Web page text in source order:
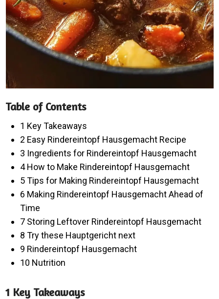
Table of Contents
1 Key Takeaways
2 Easy Rindereintopf Hausgemacht Recipe
3 Ingredients for Rindereintopf Hausgemacht
4 How to Make Rindereintopf Hausgemacht
5 Tips for Making Rindereintopf Hausgemacht
6 Making Rindereintopf Hausgemacht Ahead of
Time
7 Storing Leftover Rindereintopf Hausgemacht
8 Try these Hauptgericht next
9 Rindereintopf Hausgemacht
10 Nutrition
1 Key Takeaways